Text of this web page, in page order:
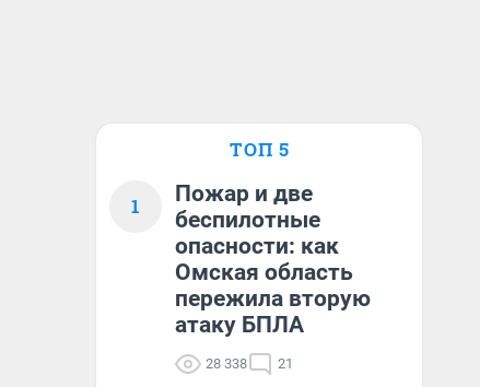
ТОП 5
1
Пожар и две
беспилотные
опасности: как
Омская область
пережила вторую
атаку БПЛА
28 338 21